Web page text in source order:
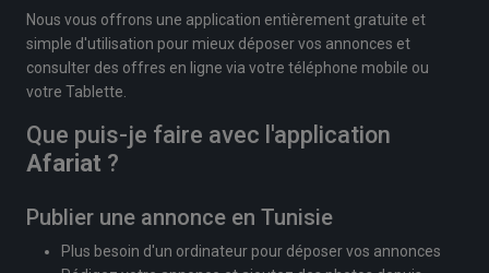
Nous vous offrons une application entièrement gratuite et
simple d'utilisation pour mieux déposer vos annonces et
consulter des offres en ligne via votre téléphone mobile ou
votre Tablette.
Que puis-je faire avec l'application
Afariat ?
Publier une annonce en Tunisie
Plus besoin d'un ordinateur pour déposer vos annonces